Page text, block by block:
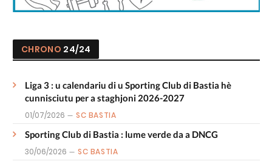
CHRONO 24/24
Liga 3 : u calendariu di u Sporting Club di Bastia hè
cunnisciutu per a staghjoni 2026-2027
01/07/2026 SC BASTIA
Sporting Club di Bastia : lume verde da a DNCG
30/06/2026 SC BASTIA